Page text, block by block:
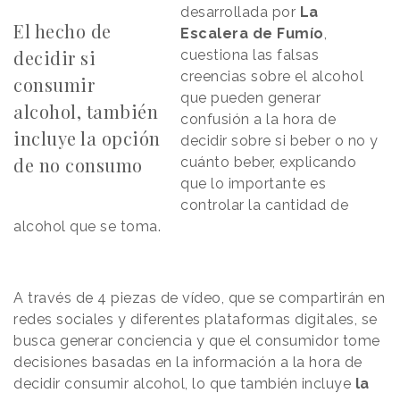
El hecho de
decidir si
consumir
alcohol, también
incluye la opción
de no consumo
desarrollada por La
Escalera de Fumío,
cuestiona las falsas
creencias sobre el alcohol
que pueden generar
confusión a la hora de
decidir sobre si beber o no y
cuánto beber, explicando
que lo importante es
controlar la cantidad de
alcohol que se toma.
A través de 4 piezas de vídeo, que se compartirán en
redes sociales y diferentes plataformas digitales, se
busca generar conciencia y que el consumidor tome
decisiones basadas en la información a la hora de
decidir consumir alcohol, lo que también incluye la